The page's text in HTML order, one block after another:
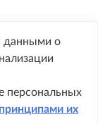
данными о
персональных
их